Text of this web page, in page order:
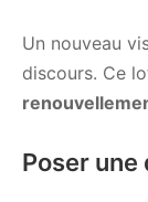
Un nouveau
discours. Ce
Poser